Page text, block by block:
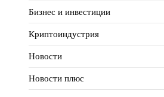
Бизнес и инвестиции
Криптоиндустрия
Новости
Новости плюс